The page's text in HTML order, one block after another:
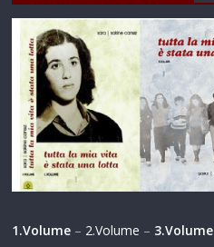
1.Volume – 2.Volume – 3.Volume